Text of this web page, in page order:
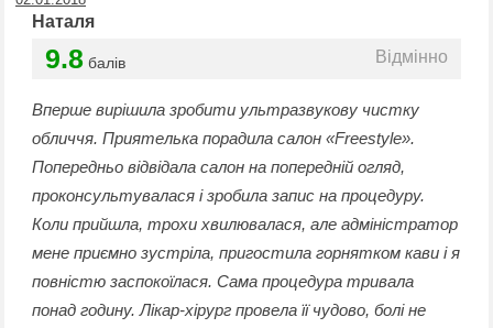
Наталя
9.8 балів Відмінно
Вперше вирішила зробити ультразвукову чистку
обличчя. Приятелька порадила салон «Freestyle».
Попередньо відвідала салон на попередній огляд,
проконсультувалася і зробила запис на процедуру.
Коли прийшла, трохи хвилювалася, але адміністратор
мене приємно зустріла, пригостила горнятком кави і я
повністю заспокоїлася. Сама процедура тривала
понад годину. Лікар-хірург провела її чудово, болі не